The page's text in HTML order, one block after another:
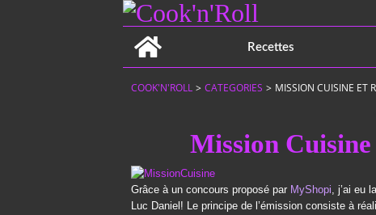
Recettes
COOK'N'ROLL > CATEGORIES > MISSION CUISINE ET
Mission
Grâce à un concours proposé par MyShopi, j’ai eu
Luc Daniel! Le principe de l’émission consiste à